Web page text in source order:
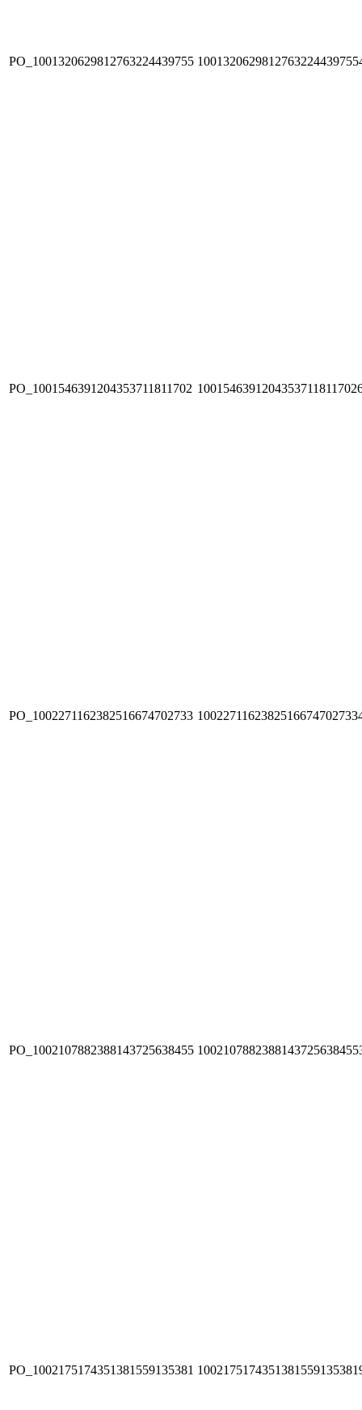
PO_1001320629812763224439755
PO_1001546391204353711811702
PO_1002271162382516674702733
PO_1002107882388143725638455
PO_1002175174351381559135381